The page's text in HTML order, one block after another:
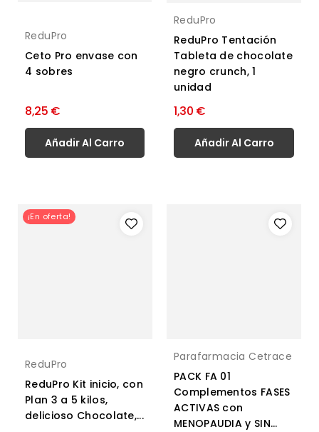
ReduPro
Ceto Pro envase con
4 sobres
8,25 €
Añadir Al Carro
ReduPro
ReduPro Tentación
Tableta de chocolate
negro crunch, 1
unidad
1,30 €
Añadir Al Carro
¡En oferta!
ReduPro
ReduPro Kit inicio, con
Plan 3 a 5 kilos,
delicioso Chocolate,...
Parafarmacia Cetrace
PACK FA 01
Complementos FASES
ACTIVAS con
MENOPAUDIA y SIN...